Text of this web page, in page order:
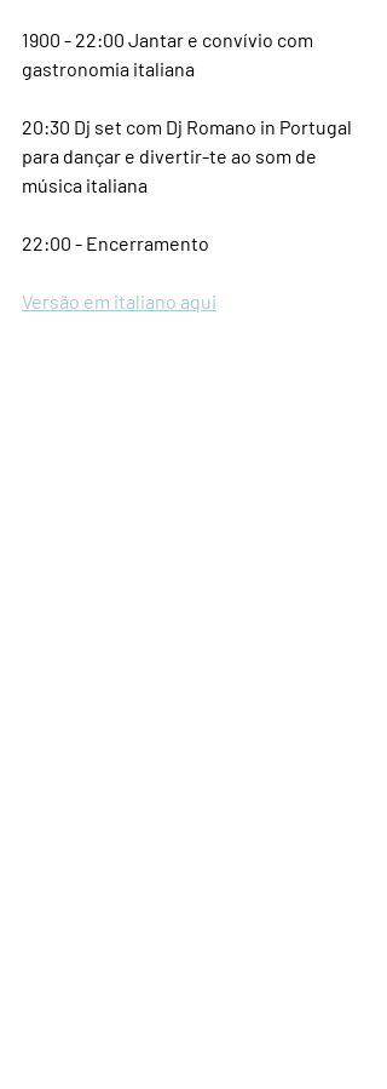
1900 - 22:00 Jantar e convívio com
gastronomia italiana
20:30 Dj set com Dj Romano in Portugal
para dançar e divertir-te ao som de
música italiana
22:00 - Encerramento
Versão em italiano aqui